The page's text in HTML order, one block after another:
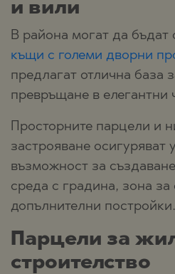
и вили
В района могат да бъдат
къщи с големи дворни
предлагат отлична база
превръщане в елегантни
Просторните парцели и
застрояване осигуряват
възможност за
среда с градина, зона за
допълнителни постройки.
Парцели за
строителство